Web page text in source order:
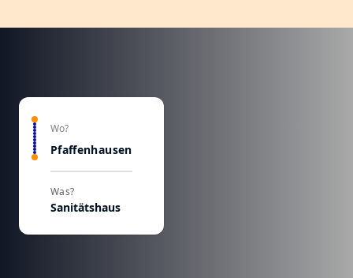
Wo?
Pfaffenhausen
Was?
Sanitätshaus